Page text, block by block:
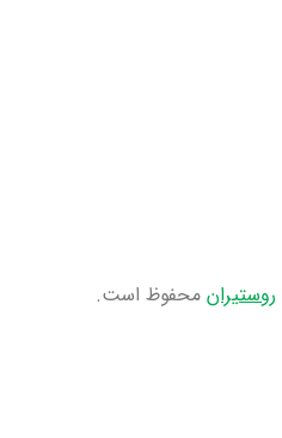
روستیران محفوظ است.